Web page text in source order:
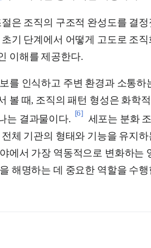
은 조직의 구조적 완성도를 결정
기 단계에서 어떻게 고도로 조직
이해를 제공한다.
를 인식하고 주변 환경과 소통하
볼 때, 조직의 패턴 형성은 화학
는 결과물이다.
[6]
세포는 분화
체 기관의 형태와 기능을 유지하
에서 가장 역동적으로 변화하는
해명하는 데 중요한 역할을 수행